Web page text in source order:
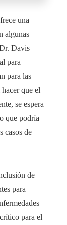
una
algunas
Davis
para
para las
que el
se espera
que podría
casos de
de
para
para el